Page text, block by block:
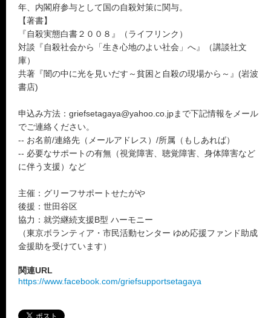
年、内閣府参与として国の自殺対策に関与。
【著書】
『自殺実態白書２００８』（ライフリンク）
対談『自殺社会から「生き心地のよい社会」へ』（講談社文
庫）
共著『闇の中に光を見いだす～貧困と自殺の現場から～』(岩波
書店)
申込み方法：griefsetagaya@yahoo.co.jpまで下記情報をメール
でご連絡ください。
-- お名前/連絡先（メールアドレス）/所属（もしあれば）
-- 必要なサポートの有無（視覚障害、聴覚障害、身体障害など
に伴う支援）など
主催：グリーフサポートせたがや
後援：世田谷区
協力：就労継続支援B型 ハーモニー
（東京ボランティア・市民活動センター ゆめ応援ファンド助成
金援助を受けています）
関連URL
https://www.facebook.com/griefsupportsetagaya